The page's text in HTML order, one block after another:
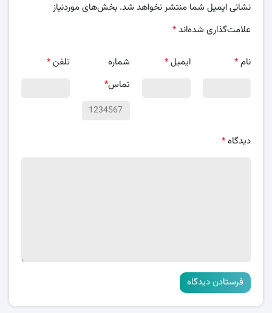
نشانی ایمیل شما منتشر نخواهد شد. بخش‌های موردنیاز
علامت‌گذاری شده‌اند*
نام* ایمیل*
شماره
تماس*
تلفن*
دیدگاه*